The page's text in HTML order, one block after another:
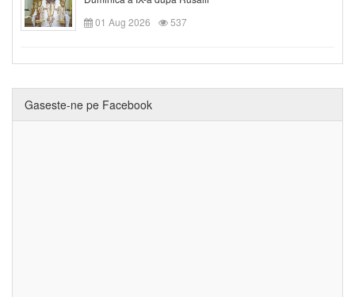
01 Aug 2026
537
Gaseste-ne pe Facebook